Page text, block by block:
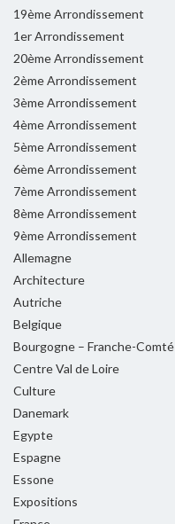
19ème Arrondissement
1er Arrondissement
20ème Arrondissement
2ème Arrondissement
3ème Arrondissement
4ème Arrondissement
5ème Arrondissement
6ème Arrondissement
7ème Arrondissement
8ème Arrondissement
9ème Arrondissement
Allemagne
Architecture
Autriche
Belgique
Bourgogne – Franche-Comté
Centre Val de Loire
Culture
Danemark
Egypte
Espagne
Essone
Expositions